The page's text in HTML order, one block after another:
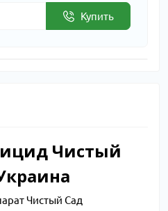
Купить
Чистый
Чистый Сад